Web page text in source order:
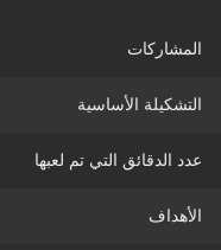
المشاركات
التشكيلة الأساسية
عدد الدقائق التي تم لعبها
الأهداف